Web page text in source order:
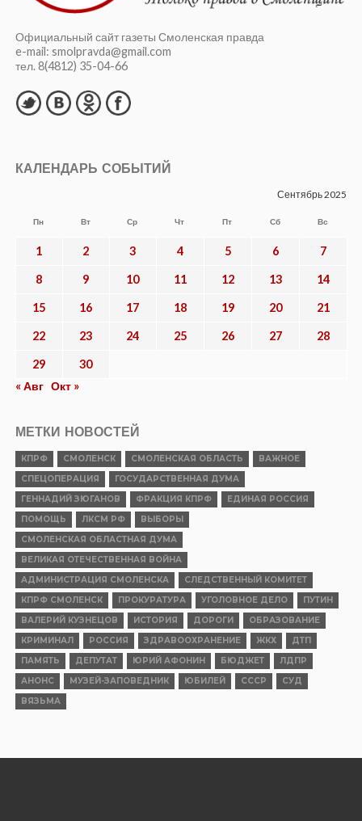
Официальный сайт газеты Смоленская правда
e-mail: smolpravda@gmail.com
тел. 8(4812) 35-04-66
КАЛЕНДАРЬ СОБЫТИЙ
Сентябрь 2025
Пн Вт Ср Чт Пт Сб Вс
1 2 3 4 5 6 7
8 9 10 11 12 13 14
15 16 17 18 19 20 21
22 23 24 25 26 27 28
29
30
« Авг Окт »
МЕТКИ НОВОСТЕЙ
КПРФ СМОЛЕНСК СМОЛЕНСКАЯ ОБЛАСТЬ
ВАЖНОЕ
СПЕЦОПЕРАЦИЯ
ГОСУДАРСТВЕННАЯ ДУМА
ГЕННАДИЙ ЗЮГАНОВ
ФРАКЦИЯ КПРФ
ЕДИНАЯ РОССИЯ
ПОМОЩЬ
ЛКСМ РФ
ВЫБОРЫ
СМОЛЕНСКАЯ ОБЛАСТНАЯ ДУМА
ВЕЛИКАЯ ОТЕЧЕСТВЕННАЯ ВОЙНА
АДМИНИСТРАЦИЯ СМОЛЕНСКА
СЛЕДСТВЕННЫЙ КОМИТЕТ
КПРФ СМОЛЕНСК
ПРОКУРАТУРА УГОЛОВНОЕ ДЕЛО
ПУТИН
ВАЛЕРИЙ КУЗНЕЦОВ
ИСТОРИЯ ДОРОГИ
ОБРАЗОВАНИЕ
КРИМИНАЛ
РОССИЯ ЗДРАВООХРАНЕНИЕ ЖКХ
ДТП
ПАМЯТЬ
ДЕПУТАТ ЮРИЙ АФОНИН БЮДЖЕТ
ЛДПР
АНОНС
МУЗЕЙ-ЗАПОВЕДНИК ЮБИЛЕЙ СССР
СУД
ВЯЗЬМА